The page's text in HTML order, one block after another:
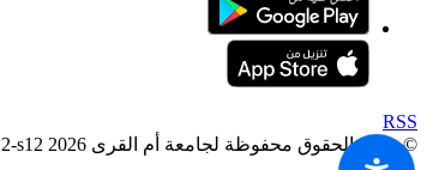
RSS
© جميع الحقوق محفوظة لجامعة أم القرى 2026 v3.0.512-s12